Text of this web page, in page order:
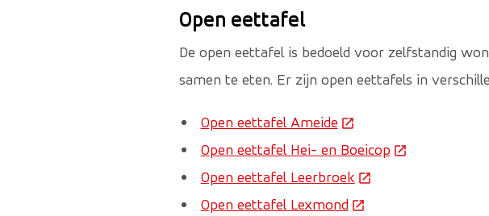
Open eettafel
De open eettafel is bedoeld voor zelfstandig
samen te eten. Er zijn open eettafels in
Open eettafel Ameide (Deze link gaat naar
Open eettafel Hei- en Boeicop (Deze link
Open eettafel Leerbroek (Deze link gaat naar
Open eettafel Lexmond(Deze link gaat naar